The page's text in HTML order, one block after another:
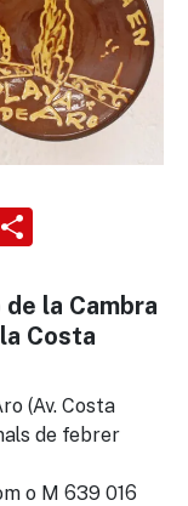
la Cambra
Costa
(Av. Costa
de febrer
o M 639 016